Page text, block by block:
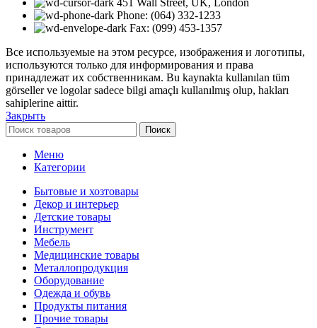
Phone: (064) 332-1233
Fax: (099) 453-1357
Все используемые на этом ресурсе, изображения и логотипы,
используются только для информирования и права
принадлежат их собственникам. Bu kaynakta kullanılan tüm
görseller ve logolar sadece bilgi amaçlı kullanılmış olup, hakları
sahiplerine aittir.
Закрыть
Поиск
Меню
Категории
Бытовые и хозтовары
Декор и интерьер
Детские товары
Инструмент
Мебель
Медицинские товары
Металлопродукция
Оборудование
Одежда и обувь
Продукты питания
Прочие товары